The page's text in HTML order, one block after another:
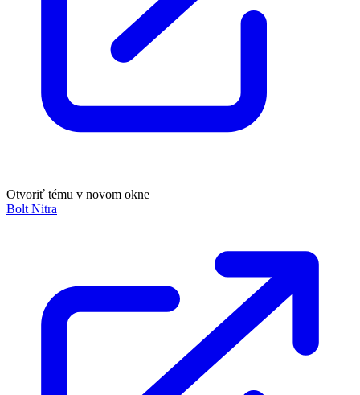
Otvoriť tému v novom okne
Bolt Nitra